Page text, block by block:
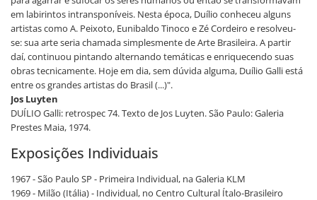
em labirintos intransponíveis. Nesta época, Duílio conheceu alguns
artistas como A. Peixoto, Eunibaldo Tinoco e Zé Cordeiro e resolveu-
se: sua arte seria chamada simplesmente de Arte Brasileira. A partir
daí, continuou pintando alternando temáticas e enriquecendo suas
obras tecnicamente. Hoje em dia, sem dúvida alguma, Duílio Galli está
entre os grandes artistas do Brasil (...)".
Jos Luyten
DUÍLIO Galli: retrospec 74. Texto de Jos Luyten. São Paulo: Galeria
Prestes Maia, 1974.
Exposições Individuais
1967 - São Paulo SP - Primeira Individual, na Galeria KLM
1969 - Milão (Itália) - Individual, no Centro Cultural Ítalo-Brasileiro